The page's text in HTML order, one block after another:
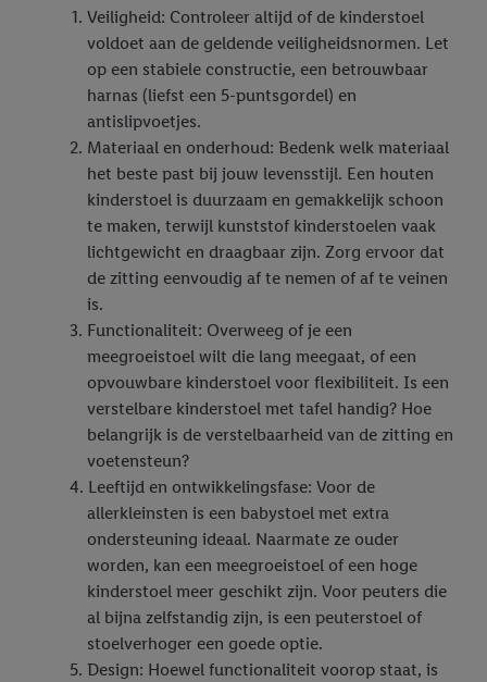
Veiligheid: Controleer altijd of de kinderstoel
voldoet aan de geldende veiligheidsnormen. Let
op een stabiele constructie, een betrouwbaar
harnas (liefst een 5-puntsgordel) en
antislipvoetjes.
Materiaal en onderhoud: Bedenk welk materiaal
het beste past bij jouw levensstijl. Een houten
kinderstoel is duurzaam en gemakkelijk schoon
te maken, terwijl kunststof kinderstoelen vaak
lichtgewicht en draagbaar zijn. Zorg ervoor dat
de zitting eenvoudig af te nemen of af te veinen
is.
Functionaliteit: Overweeg of je een
meegroeistoel wilt die lang meegaat, of een
opvouwbare kinderstoel voor flexibiliteit. Is een
verstelbare kinderstoel met tafel handig? Hoe
belangrijk is de verstelbaarheid van de zitting en
voetensteun?
Leeftijd en ontwikkelingsfase: Voor de
allerkleinsten is een babystoel met extra
ondersteuning ideaal. Naarmate ze ouder
worden, kan een meegroeistoel of een hoge
kinderstoel meer geschikt zijn. Voor peuters die
al bijna zelfstandig zijn, is een peuterstoel of
stoelverhoger een goede optie.
Design: Hoewel functionaliteit voorop staat, is